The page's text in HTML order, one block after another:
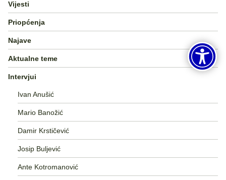
Vijesti
Priopćenja
Najave
Aktualne teme
Intervjui
Ivan Anušić
Mario Banožić
Damir Krstičević
Josip Buljević
Ante Kotromanović